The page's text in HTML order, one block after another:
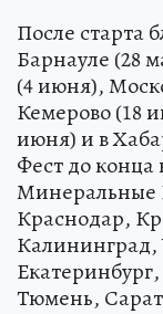
После старта
Барнауле (28
(4 июня),
Кемерово (18
июня) и в
Фест до конца
Минеральные
Краснодар,
Тюмень,